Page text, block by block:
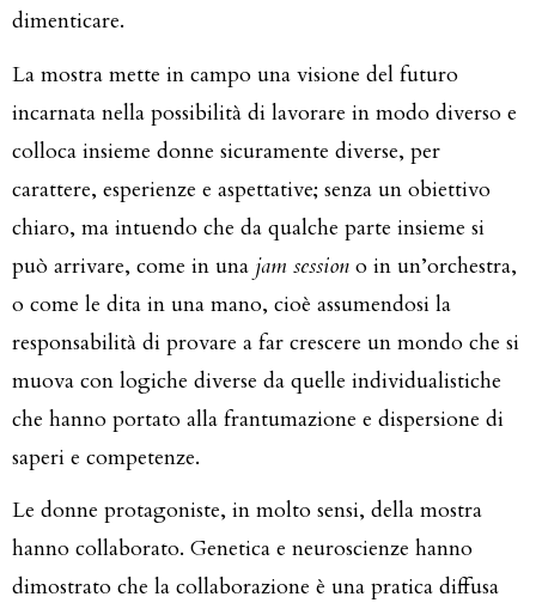
dimenticare.
La mostra mette in campo una visione del futuro
incarnata nella possibilità di lavorare in modo diverso e
colloca insieme donne sicuramente diverse, per
carattere, esperienze e aspettative; senza un obiettivo
chiaro, ma intuendo che da qualche parte insieme si
può arrivare, come in una jam session o in un’orchestra,
o come le dita in una mano, cioè assumendosi la
responsabilità di provare a far crescere un mondo che si
muova con logiche diverse da quelle individualistiche
che hanno portato alla frantumazione e dispersione di
saperi e competenze.
Le donne protagoniste, in molto sensi, della mostra
hanno collaborato. Genetica e neuroscienze hanno
dimostrato che la collaborazione è una pratica diffusa